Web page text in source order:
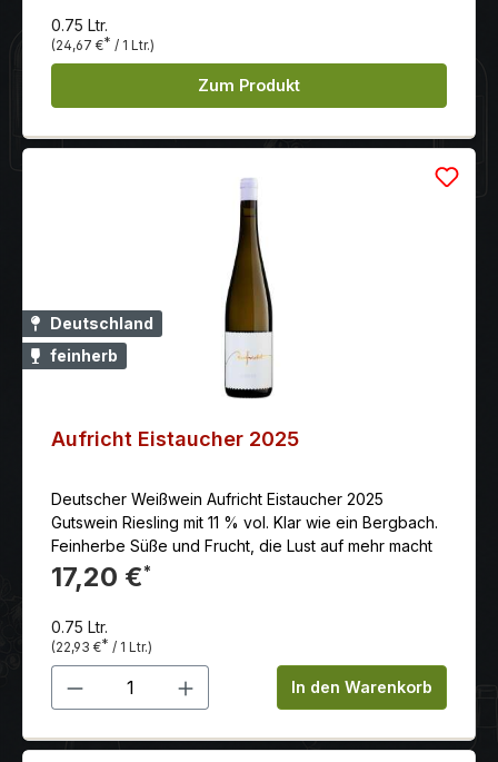
0.75 Ltr.
(24,67 €* / 1 Ltr.)
Zum Produkt
Deutschland
feinherb
Aufricht Eistaucher 2025
Deutscher Weißwein Aufricht Eistaucher 2025
Gutswein Riesling mit 11 % vol. Klar wie ein Bergbach.
Feinherbe Süße und Frucht, die Lust auf mehr macht
17,20 €*
0.75 Ltr.
(22,93 €* / 1 Ltr.)
Produkt Anzahl: Gib denIn den Warenkorb